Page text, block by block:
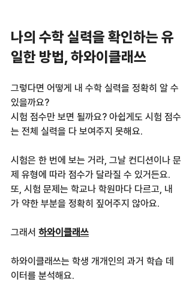
나의 수학 실력을 확인하는 유
일한 방법, 하와이클래쓰
그렇다면 어떻게 내 수학 실력을 정확히 알 수
있을까요?
시험 점수만 보면 될까요? 아쉽게도 시험 점수
는 전체 실력을 다 보여주지 못해요.
시험은 한 번에 보는 거라, 그날 컨디션이나 문
제 유형에 따라 점수가 달라질 수 있거든요.
또, 시험 문제는 학교나 학원마다 다르고, 내
가 약한 부분을 정확히 짚어주지 않아요.
그래서 하와이클래쓰
하와이클래쓰는 학생 개개인의 과거 학습 데
이터를 분석해요.